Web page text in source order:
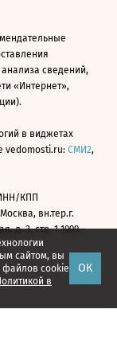
сайтом, вы
файлов cookie
в
ОК
сведений,
«Интернет»,
в виджетах
vedomosti.ru: СМИ2,
КПП
Москва, вн.тер.г.
д. 3, стр. 1 1999—